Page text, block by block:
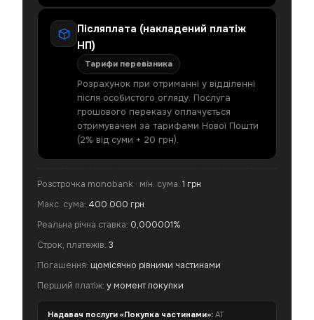
Післяплата (накладений платіж
НП)
Тарифи перевізника
Розрахунок при отриманні у відділенні
після особистого огляду. Послуга
грошового переказу оплачується
отримувачем за тарифами Нової Пошти
(2% від суми + 20 грн).
Розстрочка monobank · мін. сума: 1 грн
Макс. сума: 400 000 грн
Реальна річна ставка: 0,000001%
Строк, платежів: 3
Погашення: щомісячно рівними частинами
Перший платіж: у момент покупки
Надавач послуги «Покупка частинами»: АТ